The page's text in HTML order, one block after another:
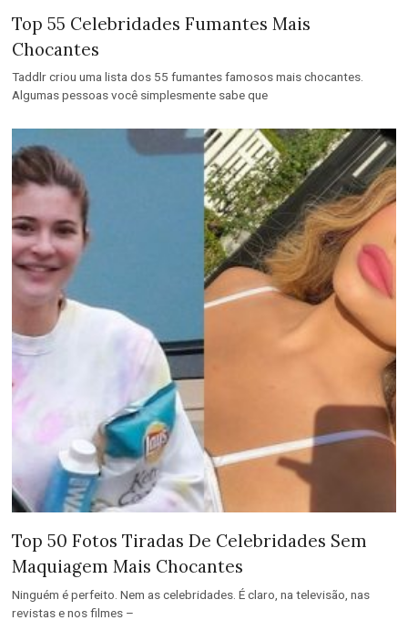
Top 55 Celebridades Fumantes Mais
Chocantes
Taddlr criou uma lista dos 55 fumantes famosos mais chocantes.
Algumas pessoas você simplesmente sabe que
Top 50 Fotos Tiradas De Celebridades Sem
Maquiagem Mais Chocantes
Ninguém é perfeito. Nem as celebridades. É claro, na televisão, nas
revistas e nos filmes –